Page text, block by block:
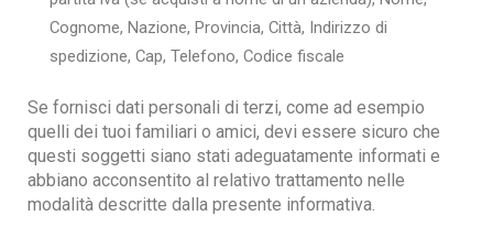
Cognome, Nazione, Provincia, Città, Indirizzo di
spedizione, Cap, Telefono, Codice fiscale
Se fornisci dati personali di terzi, come ad esempio
quelli dei tuoi familiari o amici, devi essere sicuro che
questi soggetti siano stati adeguatamente informati e
abbiano acconsentito al relativo trattamento nelle
modalità descritte dalla presente informativa.